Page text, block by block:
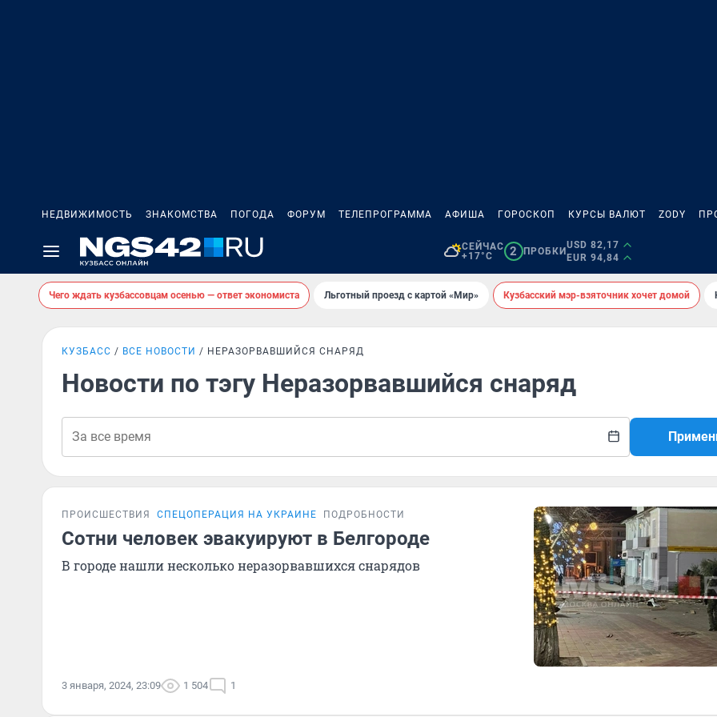
НЕДВИЖИМОСТЬ ЗНАКОМСТВА ПОГОДА ФОРУМ ТЕЛЕПРОГРАММА АФИША ГОРОСКОП КУРСЫ ВАЛЮТ ZODY
СЕЙЧАС
+17°C
2 ПРОБКИ
USD 82,17
EUR 94,84
Чего ждать кузбассовцам осенью — ответ экономиста Льготный проезд с картой «Мир» Кузбасский мэр-взяточник хочет домой
КУЗБАСС ВСЕ НОВОСТИ НЕРАЗОРВАВШИЙСЯ СНАРЯД
Новости по тэгу Неразорвавшийся снаряд
ПРОИСШЕСТВИЯ СПЕЦОПЕРАЦИЯ НА УКРАИНЕ ПОДРОБНОСТИ
Сотни человек эвакуируют в Белгороде
В городе нашли несколько неразорвавшихся снарядов
3 января, 2024, 23:09 1 504 1